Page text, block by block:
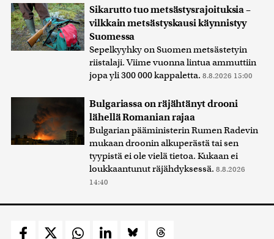
Sikarutto tuo metsästysrajoituksia –
vilkkain metsästyskausi käynnistyy
Suomessa
Sepelkyyhky on Suomen metsästetyin
riistalaji. Viime vuonna lintua ammuttiin
jopa yli 300 000 kappaletta. 8.8.2026 15:00
Bulgariassa on räjähtänyt drooni
lähellä Romanian rajaa
Bulgarian pääministerin Rumen Radevin
mukaan droonin alkuperästä tai sen
tyypistä ei ole vielä tietoa. Kukaan ei
loukkaantunut räjähdyksessä. 8.8.2026
14:40